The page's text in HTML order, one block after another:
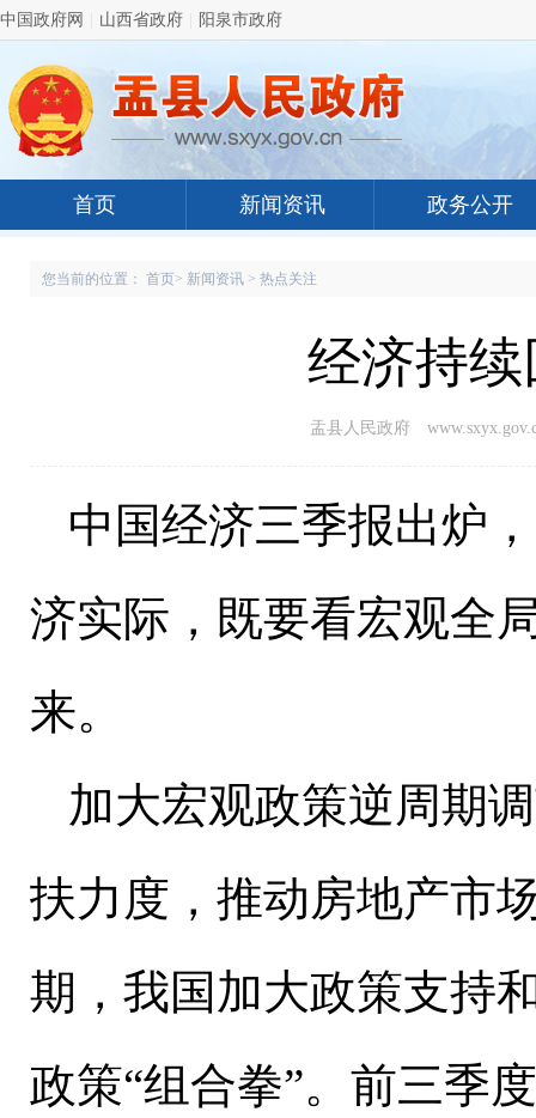
中国政府网 山西省政府 阳泉市政府
首页 新闻资讯 政务公开
您当前的位置： 首页> 新闻资讯 > 热点关注
经济持
盂县人民政府
中国经济三季报出炉
济实际，既要看宏观全
来。
加大宏观政策逆周期
扶力度，推动房地产市
期，我国加大政策支持
政策“组合拳”。前三季